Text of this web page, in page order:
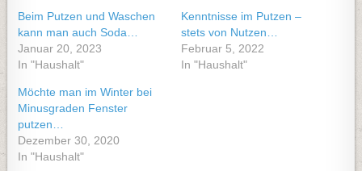
Beim Putzen und Waschen
kann man auch Soda…
Januar 20, 2023
In "Haushalt"
Kenntnisse im Putzen –
stets von Nutzen…
Februar 5, 2022
In "Haushalt"
Möchte man im Winter bei
Minusgraden Fenster
putzen…
Dezember 30, 2020
In "Haushalt"